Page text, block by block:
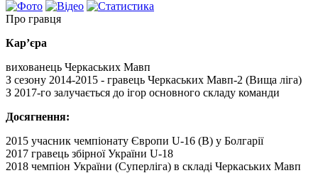
Про гравця
Кар’єра
вихованець Черкаських Мавп
З сезону 2014-2015 - гравець Черкаських Мавп-2 (Вища ліга)
З 2017-го залучається до ігор основного складу команди
Досягнення:
2015 учасник чемпіонату Європи U-16 (В) у Болгарії
2017 гравець збірної України U-18
2018 чемпіон України (Суперліга) в складі Черкаських Мавп